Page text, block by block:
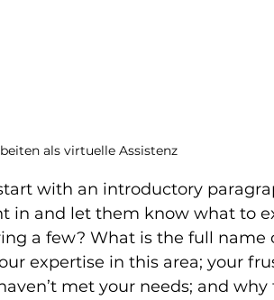
als virtuelle Assistenz
with an introductory
in and let them know what to
a few? What is the full name
expertise in this area; your
met your needs; and why